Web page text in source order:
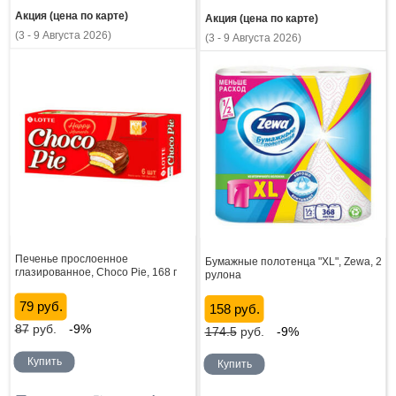
Акция (цена по карте)
(3 - 9 Августа 2026)
Печенье прослоенное
глазированное, Choco Pie, 168 г
79 руб.
87руб. -9%
Купить
Акция (цена по карте)
(3 - 9 Августа 2026)
Бумажные полотенца "XL", Zewa, 2
рулона
158 руб.
174.5руб. -9%
Купить